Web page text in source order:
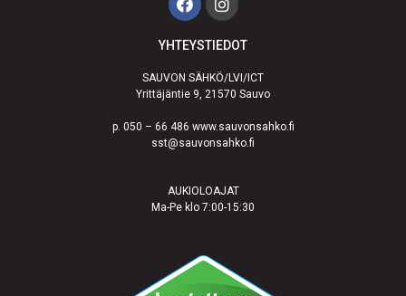
YHTEYSTIEDOT
SAUVON SÄHKÖ/LVI/ICT
Yrittäjäntie 9, 21570 Sauvo
p. 050 – 66 486 www.sauvonsahko.fi
sst@sauvonsahko.fi
AUKIOLOAJAT
Ma-Pe klo 7:00-15:30